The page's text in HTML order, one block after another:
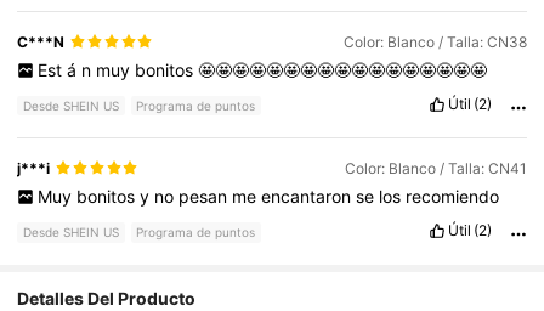
C***N Color: Blanco / Talla: CN38
Est á n muy bonitos 🤩🤩🤩🤩🤩🤩🤩🤩🤩🤩🤩🤩🤩🤩🤩🤩🤩
Desde SHEIN US Programa de puntos Útil (2)
j***i Color: Blanco / Talla: CN41
Muy bonitos y no pesan me encantaron se los recomiendo
Desde SHEIN US Programa de puntos Útil (2)
Detalles Del Producto
4.86 12K Seguidores